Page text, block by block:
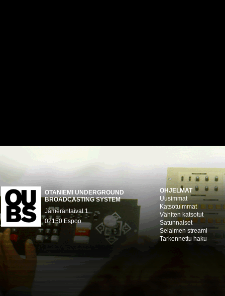
OTANIEMI UNDERGROUND
BROADCASTING SYSTEM
Jämeräntaival 1
02150 Espoo
OHJELMAT
Uusimmat
Katsotuimmat
Vähiten katsotut
Satunnaiset
Selaimen streami
Tarkennettu haku